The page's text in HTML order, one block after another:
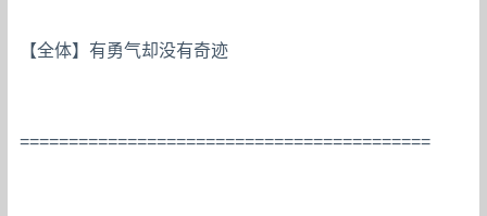
【全体】有勇气却没有奇迹
==========================================